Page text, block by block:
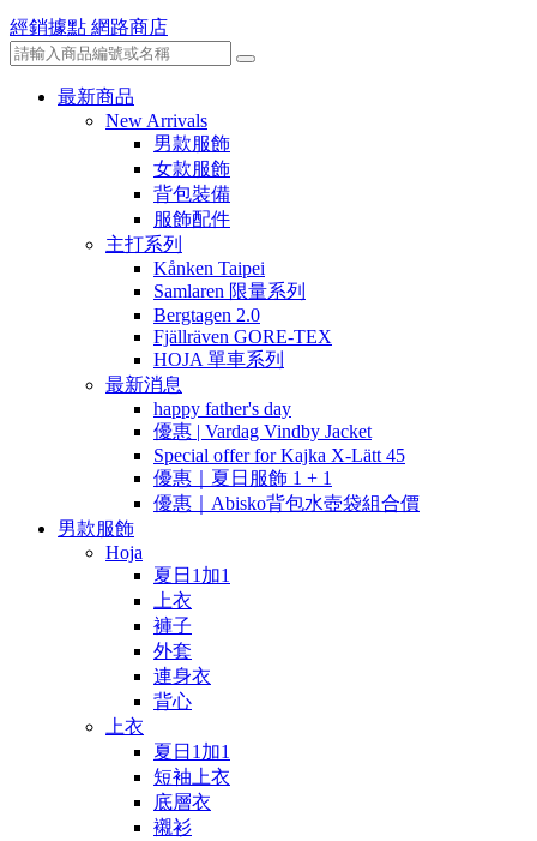
經銷據點 網路商店
最新商品
New Arrivals
男款服飾
女款服飾
背包裝備
服飾配件
主打系列
Kånken Taipei
Samlaren 限量系列
Bergtagen 2.0
Fjällräven GORE-TEX
HOJA 單車系列
最新消息
happy father's day
優惠 | Vardag Vindby Jacket
Special offer for Kajka X-Lätt 45
優惠｜夏日服飾 1 + 1
優惠｜Abisko背包水壺袋組合價
男款服飾
Hoja
夏日1加1
上衣
褲子
外套
連身衣
背心
上衣
夏日1加1
短袖上衣
底層衣
襯衫